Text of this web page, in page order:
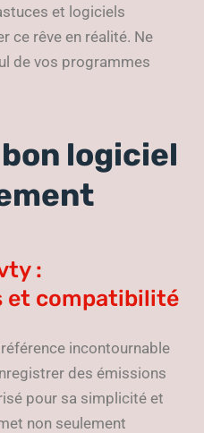
et logiciels
ce rêve en réalité. Ne
de vos programmes
logiciel
:
et compatibilité
incontournable
des émissions
pour sa simplicité et
non seulement